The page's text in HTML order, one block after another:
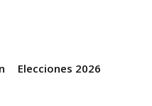
Elecciones 2026